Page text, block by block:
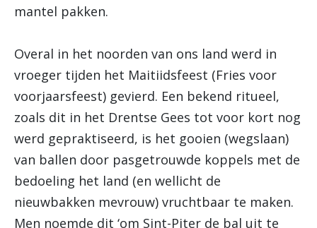
mantel pakken.
Overal in het noorden van ons land werd in
vroeger tijden het Maitiidsfeest (Fries voor
voorjaarsfeest) gevierd. Een bekend ritueel,
zoals dit in het Drentse Gees tot voor kort nog
werd gepraktiseerd, is het gooien (wegslaan)
van ballen door pasgetrouwde koppels met de
bedoeling het land (en wellicht de
nieuwbakken mevrouw) vruchtbaar te maken.
Men noemde dit ‘om Sint-Piter de bal uit te